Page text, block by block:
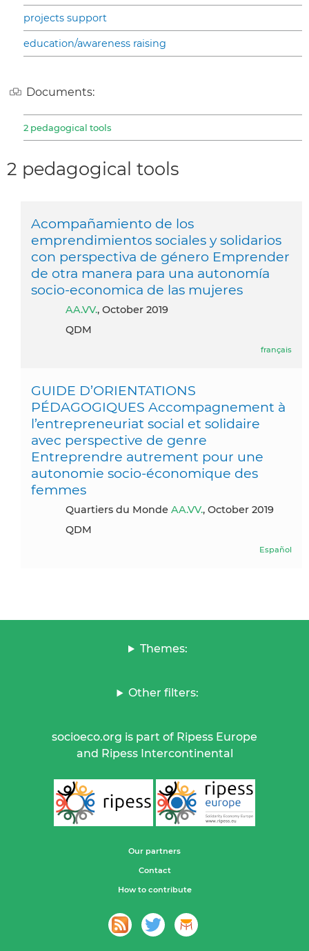
projects support
education/awareness raising
Documents:
2 pedagogical tools
2 pedagogical tools
Acompañamiento de los
emprendimientos sociales y solidarios
con perspectiva de género Emprender
de otra manera para una autonomía
socio-economica de las mujeres
AA.VV., October 2019
QDM
français
GUIDE D’ORIENTATIONS
PÉDAGOGIQUES Accompagnement à
l’entrepreneuriat social et solidaire
avec perspective de genre
Entreprendre autrement pour une
autonomie socio-économique des
femmes
Quartiers du Monde AA.VV., October 2019
QDM
Español
Themes:
Other filters:
socioeco.org is part of Ripess Europe
and Ripess Intercontinental
Our partners
Contact
How to contribute